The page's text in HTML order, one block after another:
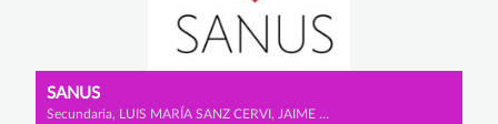
SANUS
Secundaria, LUIS MARÍA SANZ CERVI, JAIME MATUTE PORRAS y ARNAU MATEO JARA